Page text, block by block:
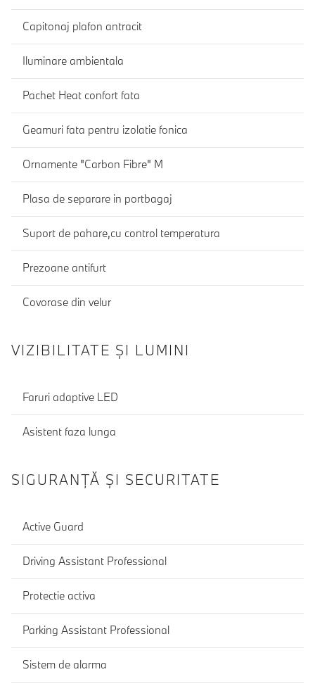
Capitonaj plafon antracit
Iluminare ambientala
Pachet Heat confort fata
Geamuri fata pentru izolatie fonica
Ornamente "Carbon Fibre" M
Plasa de separare in portbagaj
Suport de pahare,cu control temperatura
Prezoane antifurt
Covorase din velur
VIZIBILITATE ȘI LUMINI
Faruri adaptive LED
Asistent faza lunga
SIGURANŢĂ ŞI SECURITATE
Active Guard
Driving Assistant Professional
Protectie activa
Parking Assistant Professional
Sistem de alarma